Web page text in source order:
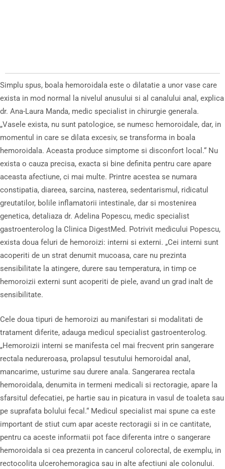
Simplu spus, boala hemoroidala este o dilatatie a unor vase care
exista in mod normal la nivelul anusului si al canalului anal, explica
dr. Ana-Laura Manda, medic specialist in chirurgie generala.
„Vasele exista, nu sunt patologice, se numesc hemoroidale, dar, in
momentul in care se dilata excesiv, se transforma in boala
hemoroidala. Aceasta produce simptome si disconfort local.“ Nu
exista o cauza precisa, exacta si bine definita pentru care apare
aceasta afectiune, ci mai multe. Printre acestea se numara
constipatia, diareea, sarcina, nasterea, sedentarismul, ridicatul
greutatilor, bolile inflamatorii intestinale, dar si mostenirea
genetica, detaliaza dr. Adelina Popescu, medic specialist
gastroenterolog la Clinica DigestMed. Potrivit medicului Popescu,
exista doua feluri de hemoroizi: interni si externi. „Cei interni sunt
acoperiti de un strat denumit mucoasa, care nu prezinta
sensibilitate la atingere, durere sau temperatura, in timp ce
hemoroizii externi sunt acoperiti de piele, avand un grad inalt de
sensibilitate.
Cele doua tipuri de hemoroizi au manifestari si modalitati de
tratament diferite, adauga medicul specialist gastroenterolog.
„Hemoroizii interni se manifesta cel mai frecvent prin sangerare
rectala nedureroasa, prolapsul tesutului hemoroidal anal,
mancarime, usturime sau durere anala. Sangerarea rectala
hemoroidala, denumita in termeni medicali si rectoragie, apare la
sfarsitul defecatiei, pe hartie sau in picatura in vasul de toaleta sau
pe suprafata bolului fecal.“ Medicul specialist mai spune ca este
important de stiut cum apar aceste rectoragii si in ce cantitate,
pentru ca aceste informatii pot face diferenta intre o sangerare
hemoroidala si cea prezenta in cancerul colorectal, de exemplu, in
rectocolita ulcerohemoragica sau in alte afectiuni ale colonului.